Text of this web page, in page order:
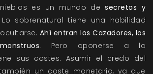
es un mundo desecretos y
Lo sobrenatural tiene una habilidad
Ahí entran los Cazadores, los
Pero oponerse a lo
sus costes. Asumir el credo del
un coste monetario, ya que